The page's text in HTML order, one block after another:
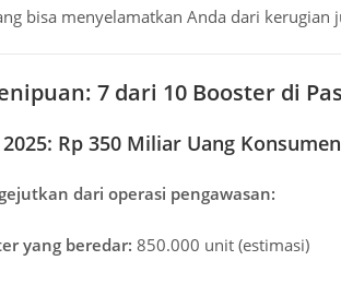
bisa menyelamatkan Anda dari kerugian
7 dari 10 Booster di
2025: Rp 350 Miliar Uang
dari operasi pengawasan:
yang beredar: 850.000 unit (estimasi)